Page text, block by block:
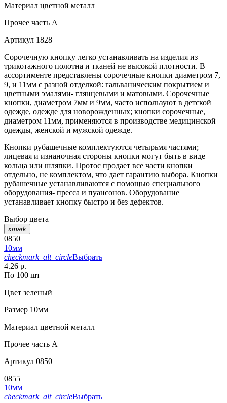
Материал цветной металл
Прочее часть A
Артикул 1828
Сорочечную кнопку легко устанавливать на изделия из
трикотажного полотна и тканей не высокой плотности. В
ассортименте представлены сорочечные кнопки диаметром 7,
9, и 11мм с разной отделкой: гальваническим покрытием и
цветными эмалями- глянцевыми и матовыми. Сорочечные
кнопки, диаметром 7мм и 9мм, часто используют в детской
одежде, одежде для новорожденных; кнопки сорочечные,
диаметром 11мм, применяются в производстве медицинской
одежды, женской и мужской одежде.
Кнопки рубашечные комплектуются четырьмя частями;
лицевая и изнаночная стороны кнопки могут быть в виде
кольца или шляпки. Протос продает все части кнопки
отдельно, не комплектом, что дает гарантию выбора. Кнопки
рубашечные устанавливаются с помощью специального
оборудования- пресса и пуансонов. Оборудование
устанавливает кнопку быстро и без дефектов.
Выбор цвета
xmark
0850
10мм
checkmark_alt_circleВыбрать
4.26 р.
По 100 шт
Цвет зеленый
Размер 10мм
Материал цветной металл
Прочее часть A
Артикул 0850
0855
10мм
checkmark_alt_circleВыбрать